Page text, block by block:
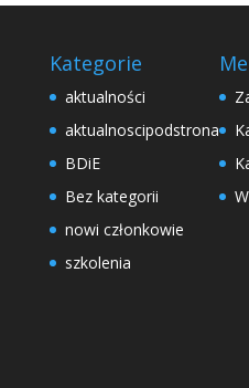
Kategorie
aktualności
aktualnoscipodstrona
BDiE
Bez kategorii
nowi członkowie
szkolenia